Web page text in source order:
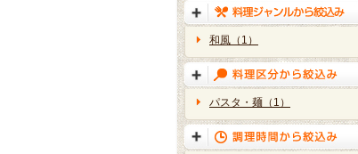
和風（1）
パスタ・麺（1）